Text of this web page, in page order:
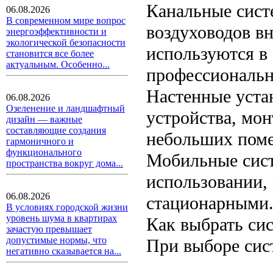
06.08.2026
В современном мире вопрос
энергоэффективности и
экологической безопасности
становится все более
актуальным. Особенно...
06.08.2026
Озеленение и ландшафтный
дизайн — важные
составляющие создания
гармоничного и
функционального
пространства вокруг дома...
06.08.2026
В условиях городской жизни
уровень шума в квартирах
зачастую превышает
допустимые нормы, что
негативно сказывается на...
Канальные
воздуховодов
используются
Настенные
устройства,
небольших
Мобильные
стационарными.
Как выбрать
При выборе